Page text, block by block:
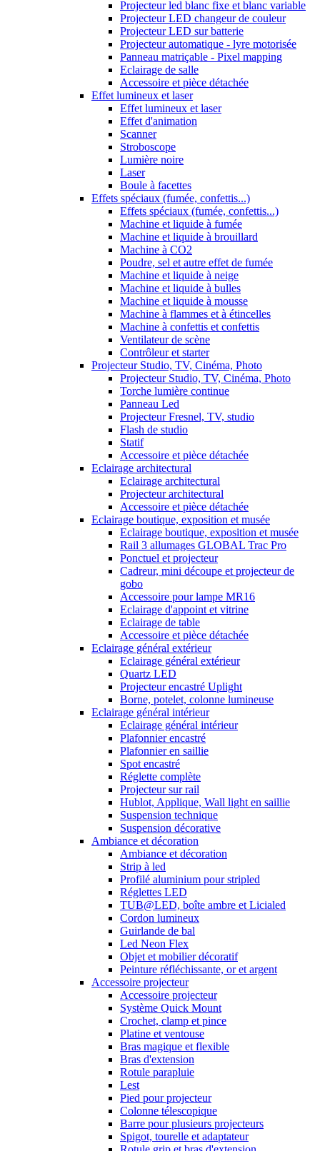
Projecteur led blanc fixe et blanc variable
Projecteur LED changeur de couleur
Projecteur LED sur batterie
Projecteur automatique - lyre motorisée
Panneau matriçable - Pixel mapping
Eclairage de salle
Accessoire et pièce détachée
Effet lumineux et laser
Effet lumineux et laser
Effet d'animation
Scanner
Stroboscope
Lumière noire
Laser
Boule à facettes
Effets spéciaux (fumée, confettis...)
Effets spéciaux (fumée, confettis...)
Machine et liquide à fumée
Machine et liquide à brouillard
Machine à CO2
Poudre, sel et autre effet de fumée
Machine et liquide à neige
Machine et liquide à bulles
Machine et liquide à mousse
Machine à flammes et à étincelles
Machine à confettis et confettis
Ventilateur de scène
Contrôleur et starter
Projecteur Studio, TV, Cinéma, Photo
Projecteur Studio, TV, Cinéma, Photo
Torche lumière continue
Panneau Led
Projecteur Fresnel, TV, studio
Flash de studio
Statif
Accessoire et pièce détachée
Eclairage architectural
Eclairage architectural
Projecteur architectural
Accessoire et pièce détachée
Eclairage boutique, exposition et musée
Eclairage boutique, exposition et musée
Rail 3 allumages GLOBAL Trac Pro
Ponctuel et projecteur
Cadreur, mini découpe et projecteur de
gobo
Accessoire pour lampe MR16
Eclairage d'appoint et vitrine
Eclairage de table
Accessoire et pièce détachée
Eclairage général extérieur
Eclairage général extérieur
Quartz LED
Projecteur encastré Uplight
Borne, potelet, colonne lumineuse
Eclairage général intérieur
Eclairage général intérieur
Plafonnier encastré
Plafonnier en saillie
Spot encastré
Réglette complète
Projecteur sur rail
Hublot, Applique, Wall light en saillie
Suspension technique
Suspension décorative
Ambiance et décoration
Ambiance et décoration
Strip à led
Profilé aluminium pour stripled
Réglettes LED
TUB@LED, boîte ambre et Licialed
Cordon lumineux
Guirlande de bal
Led Neon Flex
Objet et mobilier décoratif
Peinture réfléchissante, or et argent
Accessoire projecteur
Accessoire projecteur
Système Quick Mount
Crochet, clamp et pince
Platine et ventouse
Bras magique et flexible
Bras d'extension
Rotule parapluie
Lest
Pied pour projecteur
Colonne télescopique
Barre pour plusieurs projecteurs
Spigot, tourelle et adaptateur